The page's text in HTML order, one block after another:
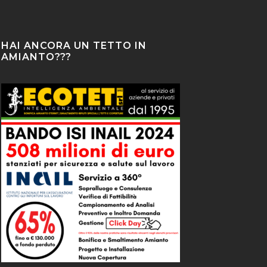
HAI ANCORA UN TETTO IN
AMIANTO???